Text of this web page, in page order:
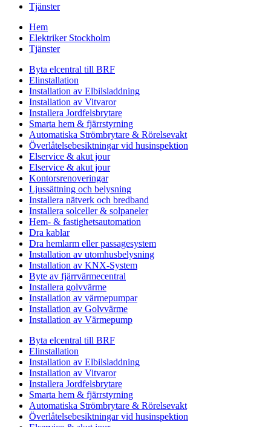
Tjänster
Hem
Elektriker Stockholm
Tjänster
Byta elcentral till BRF
Elinstallation
Installation av Elbilsladdning
Installation av Vitvaror
Installera Jordfelsbrytare
Smarta hem & fjärrstyrning
Automatiska Strömbrytare & Rörelsevakt
Överlåtelsebesiktningar vid husinspektion
Elservice & akut jour
Elservice & akut jour
Kontorsrenoveringar
Ljussättning och belysning
Installera nätverk och bredband
Installera solceller & solpaneler
Hem- & fastighetsautomation
Dra kablar
Dra hemlarm eller passagesystem
Installation av utomhusbelysning
Installation av KNX-System
Byte av fjärrvärmecentral
Installera golvvärme
Installation av värmepumpar
Installation av Golvvärme
Installation av Värmepump
Byta elcentral till BRF
Elinstallation
Installation av Elbilsladdning
Installation av Vitvaror
Installera Jordfelsbrytare
Smarta hem & fjärrstyrning
Automatiska Strömbrytare & Rörelsevakt
Överlåtelsebesiktningar vid husinspektion